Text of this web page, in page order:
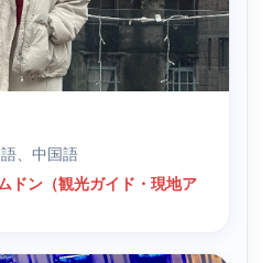
、中国語
ドン（観光ガイド・現地ア